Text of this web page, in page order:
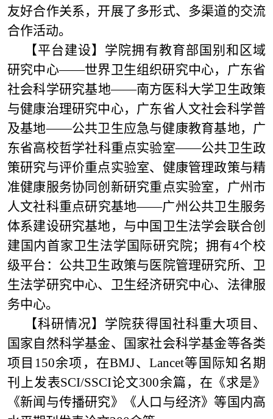
友好合作关系，开展了多形式、多渠道的交流
合作活动。
【平台建设】 学院拥有教育部国别和区域
研究中心——世界卫生组织研究中心，广东省
社会科学研究基地——南方医科大学卫生政策
与健康治理研究中心，广东省人文社会科学普
及基地——公共卫生应急与健康教育基地，广
东省高校哲学社科重点实验室——公共卫生政
策研究与评价重点实验室、健康管理政策与精
准健康服务协同创新研究重点实验室，广州市
人文社科重点研究基地——广州公共卫生服务
体系建设研究基地，与中国卫生法学会联合创
建国内首家卫生法学国际研究院；拥有4个校
级平台：公共卫生政策与医院管理研究所、卫
生法学研究中心、卫生经济研究中心、法律服
务中心。
【科研情况】 学院获得国社科重大项目、
国家自然科学基金、国家社会科学基金等各类
项目150余项，在BMJ、Lancet等国际知名期
刊上发表SCI/SSCI论文300余篇，在《求是》
《新闻与传播研究》《人口与经济》等国内高